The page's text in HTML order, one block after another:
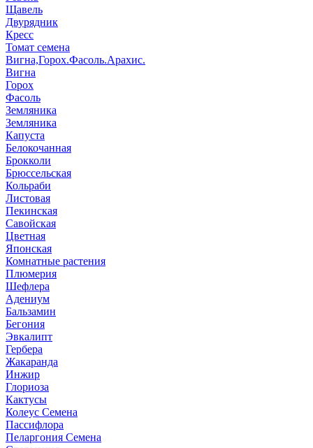
Щавель
Двурядник
Кресс
Томат семена
Вигна,Горох.Фасоль.Арахис.
Вигна
Горох
Фасоль
Земляника
Земляника
Капуста
Белокочанная
Брокколи
Брюссельская
Кольраби
Листовая
Пекинская
Савойская
Цветная
Японская
Комнатные растения
Плюмерия
Шефлера
Адениум
Бальзамин
Бегония
Эвкалипт
Гербера
Жакаранда
Инжир
Глориоза
Кактусы
Колеус Семена
Пассифлора
Пеларгония Семена